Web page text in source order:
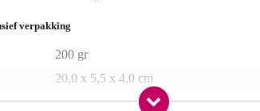
verpakking
200 gr
20,0 x 5,5 x 4,0 cm